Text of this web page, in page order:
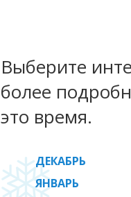
Выберите
более
это время.
ДЕКАБРЬ
ЯНВАРЬ